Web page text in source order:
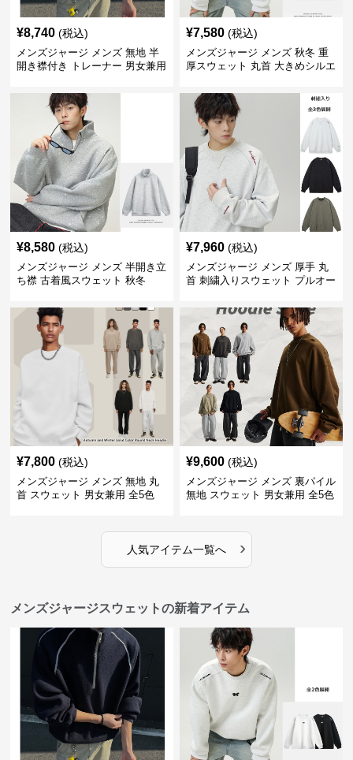
¥8,740 (税込)
メンズジャージ メンズ 無地 半
開き襟付き トレーナー 男女兼用
¥7,580 (税込)
メンズジャージ メンズ 秋冬 重
厚スウェット 丸首 大きめシルエ
¥8,580 (税込)
メンズジャージ メンズ 半開き立
ち襟 古着風スウェット 秋冬
¥7,960 (税込)
メンズジャージ メンズ 厚手 丸
首 刺繍入りスウェット プルオー
¥7,800 (税込)
メンズジャージ メンズ 無地 丸
首 スウェット 男女兼用 全5色
¥9,600 (税込)
メンズジャージ メンズ 裏パイル
無地 スウェット 男女兼用 全5色
人気アイテム一覧へ ›
メンズジャージスウェットの新着アイテム